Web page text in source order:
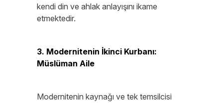
kendi din ve ahlak anlayışını ikame
etmektedir.
3. Modernitenin İkinci Kurbanı:
Müslüman Aile
Modernitenin kaynağı ve tek temsilcisi